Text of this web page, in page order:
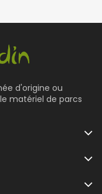
d'origine ou
matériel de parcs